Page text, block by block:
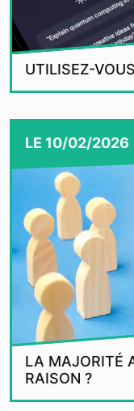
UTILISEZ-
LE 10/02/2026
LA MAJORITÉ
RAISON ?